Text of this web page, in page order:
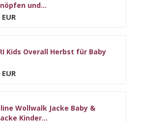
und...
Kids Overall Herbst für Baby
Wollwalk Jacke Baby &
Kinder...